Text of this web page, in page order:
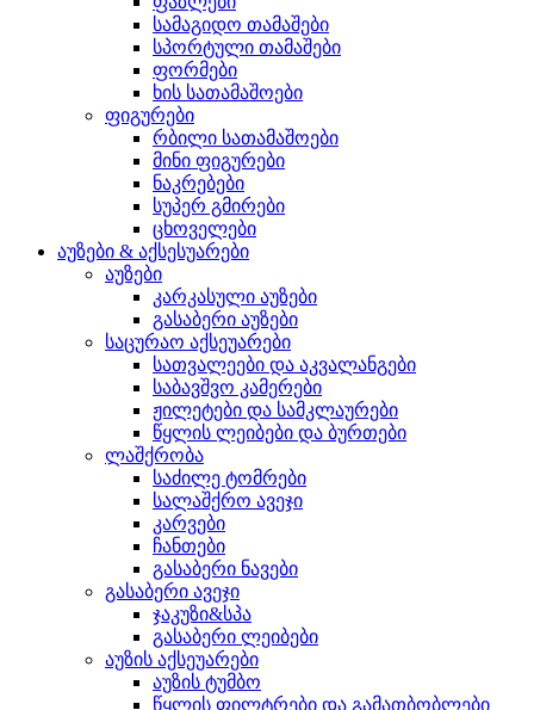
სამაგიდო თამაშები
სპორტული თამაშები
ფორმები
ხის სათამაშოები
ფიგურები
რბილი სათამაშოები
მინი ფიგურები
ნაკრებები
სუპერ გმირები
ცხოველები
აუზები & აქსესუარები
აუზები
კარკასული აუზები
გასაბერი აუზები
საცურაო აქსეუარები
სათვალეები და აკვალანგები
საბავშვო კამერები
ჟილეტები და სამკლაურები
წყლის ლეიბები და ბურთები
ლაშქრობა
საძილე ტომრები
სალაშქრო ავეჯი
კარვები
ჩანთები
გასაბერი ნავები
გასაბერი ავეჯი
ჯაკუზი&სპა
გასაბერი ლეიბები
აუზის აქსეუარები
აუზის ტუმბო
წყლის ფილტრები და გამათბობლები